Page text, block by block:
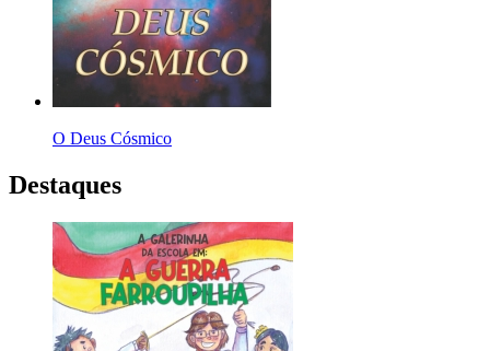
O Deus Cósmico
Destaques